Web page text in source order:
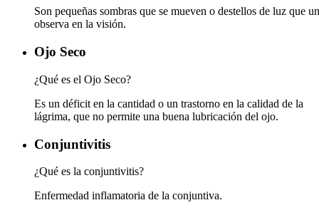
Son pequeñas sombras que se mueven o destellos de luz que
observa en la visión.
Ojo Seco
¿Qué es el Ojo Seco?
Es un déficit en la cantidad o un trastorno en la calidad de la
lágrima, que no permite una buena lubricación del ojo.
Conjuntivitis
¿Qué es la conjuntivitis?
Enfermedad inflamatoria de la conjuntiva.